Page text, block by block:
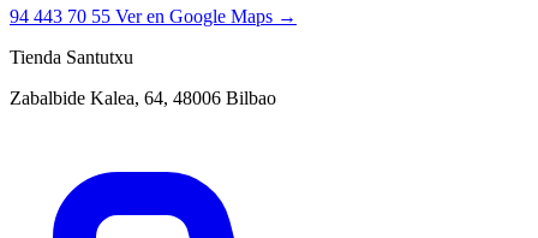
94 443 70 55 Ver en Google Maps →
Tienda Santutxu
Zabalbide Kalea, 64, 48006 Bilbao